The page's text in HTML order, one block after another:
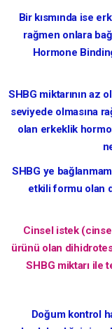
Bir kısmında ise
rağmen onlara
Hormone
SHBG miktarının az
seviyede olmasına
olan erkeklik
SHBG ye
etkili formu olan
Cinsel istek
ürünü olan
SHBG miktarı ile
Doğum kontrol